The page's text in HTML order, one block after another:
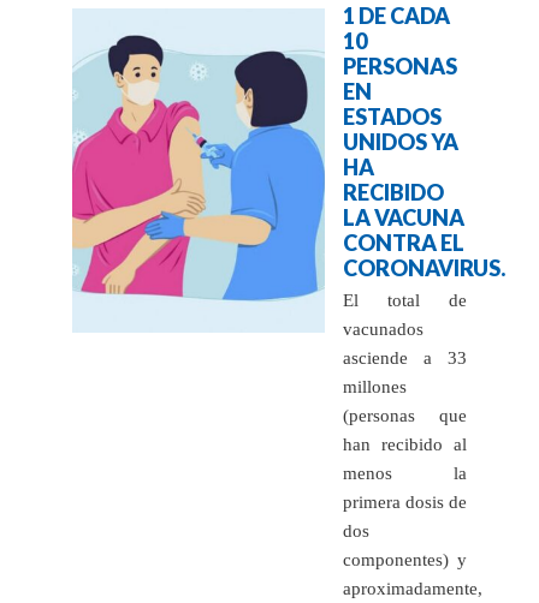
1 DE CADA
10
PERSONAS
EN
ESTADOS
UNIDOS YA
HA
RECIBIDO
LA VACUNA
CONTRA EL
CORONAVIRUS.
El total de
vacunados
asciende a 33
millones
(personas que
han recibido al
menos la
primera dosis de
dos
componentes) y
aproximadamente,